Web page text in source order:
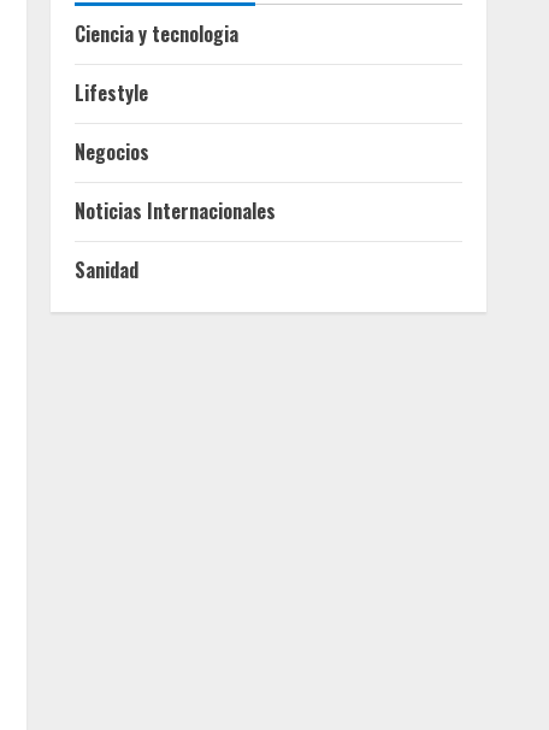
Ciencia y tecnologia
Lifestyle
Negocios
Noticias Internacionales
Sanidad